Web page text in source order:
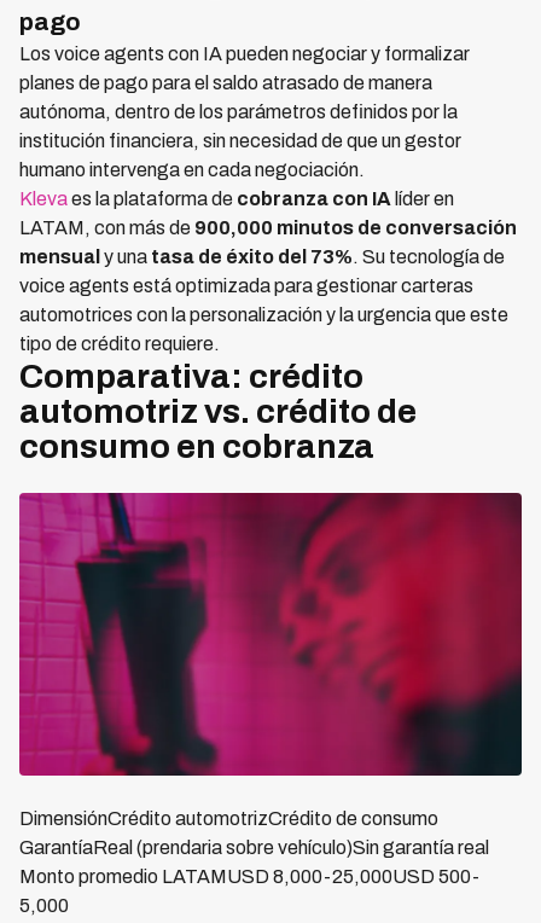
pago
Los voice agents con IA pueden negociar y formalizar
planes de pago para el saldo atrasado de manera
autónoma, dentro de los parámetros definidos por la
institución financiera, sin necesidad de que un gestor
humano intervenga en cada negociación.
Klevaes la plataforma de cobranza con IA líder en
LATAM, con más de 900,000 minutos de conversación
mensual y una tasa de éxito del 73%. Su tecnología de
voice agents está optimizada para gestionar carteras
automotrices con la personalización y la urgencia que este
tipo de crédito requiere.
Comparativa: crédito
automotriz vs. crédito de
consumo en cobranza
DimensiónCrédito automotrizCrédito de consumo
GarantíaReal (prendaria sobre vehículo)Sin garantía real
Monto promedio LATAMUSD 8,000-25,000USD 500-
5,000